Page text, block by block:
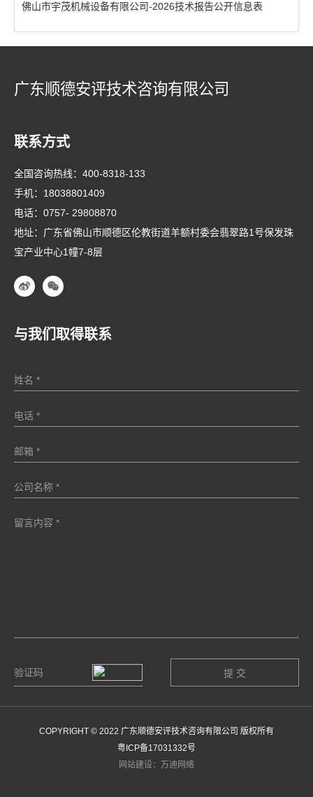
佛山市宇茂机械设备有限公司-2026技术报告公开信息表
广东顺德安评技术咨询有限公司
联系方式
全国咨询热线： 400-8318-133
手机： 18038801409
电话： 0757- 29808870
地址：广东省佛山市顺德区伦教街道羊额村委会翡翠路1号保发珠
宝产业中心1幢7-8层
与我们取得联系
COPYRIGHT © 2022 广东顺德安评技术咨询有限公司 版权所有
粤ICP备17031332号
网站建设：万迪网络